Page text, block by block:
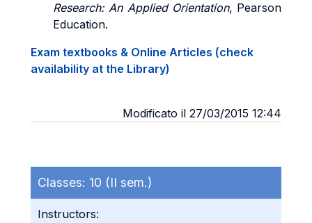
Research: An Applied Orientation, Pearson
Education.
Exam textbooks & Online Articles (check
availability at the Library)
Modificato il 27/03/2015 12:44
Classes: 10 (II sem.)
Instructors: